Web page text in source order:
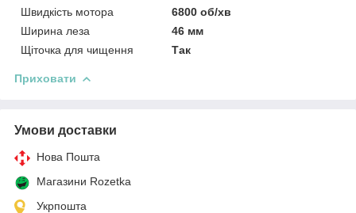
Швидкість мотора
6800 об/хв
Ширина леза
46 мм
Щіточка для чищення
Так
Приховати
Умови доставки
Нова Пошта
Магазини Rozetka
Укрпошта